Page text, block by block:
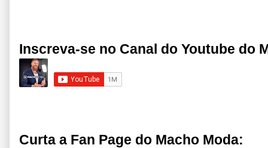
Inscreva-se no Canal do Youtube do
Curta a Fan Page do Macho Moda: